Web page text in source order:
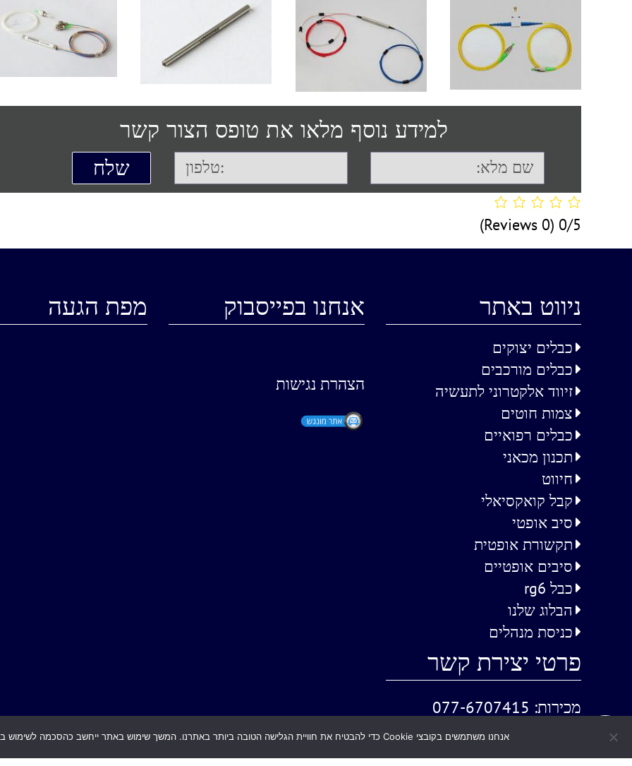
למידע נוסף מלאו את טופס הצור קשר
0/5
(0 Reviews)
ניווט באתר
כבלים יצוקים
כבלים מורכבים
זיווד אלקטרוני לתעשיה
צמות חוטים
כבלים רפואיים
תכנון מכאני
חיווט
קבל קואקסיאלי
סיב אופטי
תקשורת אופטית
סיבים אופטיים
כבל rg6
הבלוג שלנו
כניסת מנהלים
פרטי יצירת קשר
מכירות:
אנחנו בפייסבוק
הצהרת נגישות
מפת הגעה
אנחנו משתמשים בקובצי Cookie כדי להבטיח את חוויית הגלישה הטובה ביותר באתרנו. המשך שימוש באתר ייחשב כהסכמה לשימוש בקובצי Cookie.